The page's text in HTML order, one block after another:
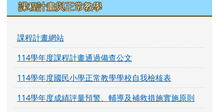
課程計畫與正常教學
課程計畫網站
114學年度課程計畫通過備查公文
114學年度國民小學正常教學學校自我檢核表
114學年度成績評量預警、輔導及補救措施實施原則